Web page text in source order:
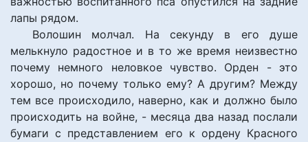
лапы рядом.
Волошин молчал. На секунду в его душе
мелькнуло радостное и в то же время неизвестно
почему немного неловкое чувство. Орден - это
хорошо, но почему только ему? А другим? Между
тем все происходило, наверно, как и должно было
происходить на войне, - месяца два назад послали
бумаги с представлением его к ордену Красного